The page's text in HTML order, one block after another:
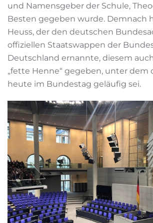
und Namensgeber der Schule,
Besten gegeben wurde. Demnach
Heuss, der den deutschen
offiziellen Staatswappen der
Deutschland ernannte, diesem
„fette Henne“ gegeben, unter dem
heute im Bundestag geläufig sei.